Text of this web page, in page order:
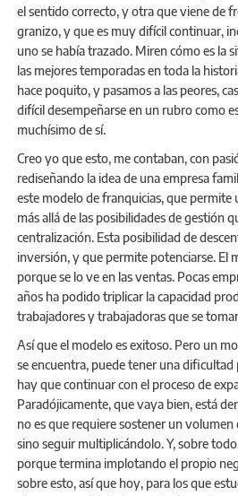
el sentido correcto, y otra que viene de
granizo, y que es muy difícil continuar,
uno se había trazado. Miren cómo es la
las mejores temporadas en toda la
hace poquito, y pasamos a las peores,
difícil desempeñarse en un rubro como
muchísimo de sí.
Creo yo que esto, me contaban, con
rediseñando la idea de una empresa
este modelo de franquicias, que permite
más allá de las posibilidades de gestión
centralización. Esta posibilidad de
inversión, y que permite potenciarse. El
porque se lo ve en las ventas. Pocas
años ha podido triplicar la capacidad
trabajadores y trabajadoras que se
Así que el modelo es exitoso. Pero un
se encuentra, puede tener una
hay que continuar con el proceso de
Paradójicamente, que vaya bien, está
no es que requiere sostener un
sino seguir multiplicándolo. Y, sobre
porque termina implotando el propio
sobre esto, así que hoy, para los que